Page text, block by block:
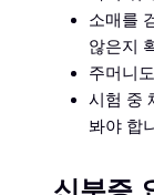
소매를
않은지
주머니
시험 중
봐야 합